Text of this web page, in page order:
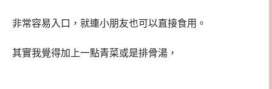
非常容易入口，就連小朋友也可以直接食用。
其實我覺得加上一點青菜或是排骨湯，